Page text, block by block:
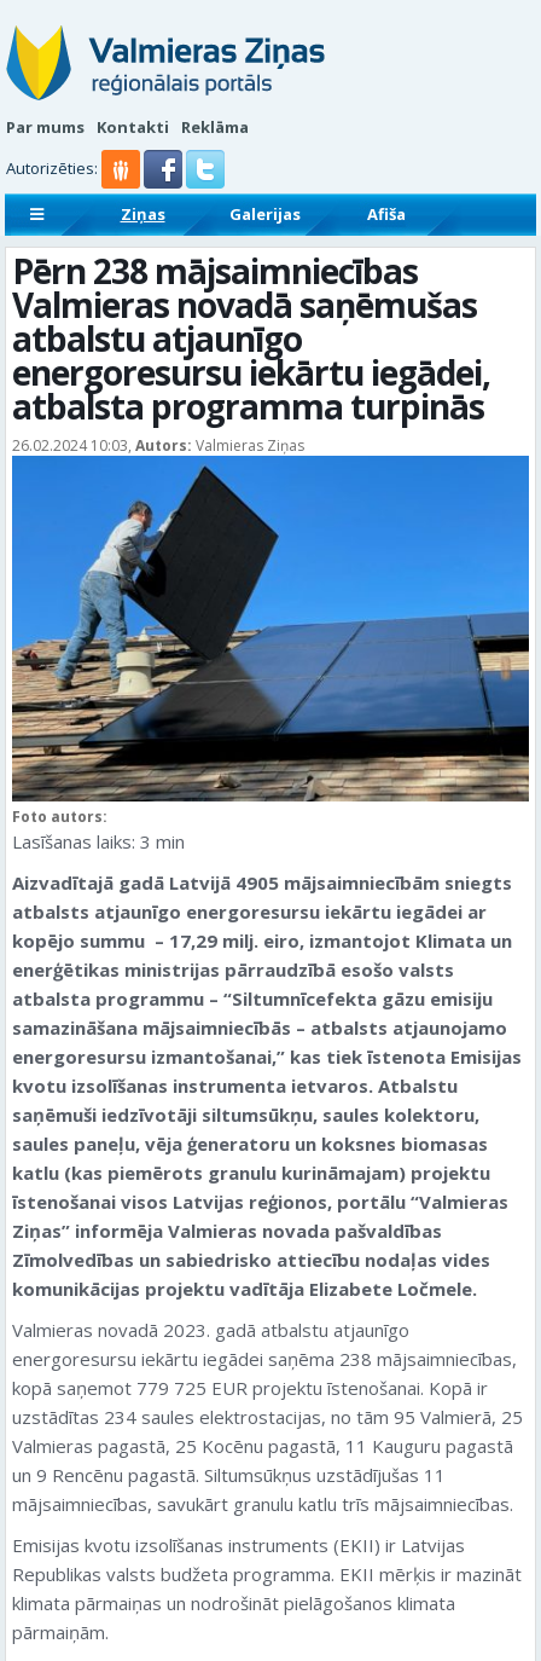
Par mums Kontakti
Reklāma
Autorizēties:
Ziņas Galerijas
Afiša
Sludinājumi
Reklāmraksti
Pērn 238 mājsaimniecības
Valmieras novadā saņēmušas
atbalstu atjaunīgo
energoresursu iekārtu iegādei,
atbalsta programma turpinās
26.02.2024 10:03, Autors: Valmieras Ziņas
Foto autors:
Lasīšanas laiks: 3 min
Aizvadītajā gadā Latvijā 4905 mājsaimniecībām sniegts
atbalsts atjaunīgo energoresursu iekārtu iegādei ar
kopējo summu – 17,29 milj. eiro, izmantojot Klimata un
enerģētikas ministrijas pārraudzībā esošo valsts
atbalsta programmu – “Siltumnīcefekta gāzu emisiju
samazināšana mājsaimniecībās – atbalsts atjaunojamo
energoresursu izmantošanai,” kas tiek īstenota Emisijas
kvotu izsolīšanas instrumenta ietvaros. Atbalstu
saņēmuši iedzīvotāji siltumsūkņu, saules kolektoru,
saules paneļu, vēja ģeneratoru un koksnes biomasas
katlu (kas piemērots granulu kurināmajam) projektu
īstenošanai visos Latvijas reģionos, portālu “Valmieras
Ziņas” informēja Valmieras novada pašvaldības
Zīmolvedības un sabiedrisko attiecību nodaļas vides
komunikācijas projektu vadītāja Elizabete Ločmele.
Valmieras novadā 2023. gadā atbalstu atjaunīgo
energoresursu iekārtu iegādei saņēma 238 mājsaimniecības,
kopā saņemot 779 725 EUR projektu īstenošanai. Kopā ir
uzstādītas 234 saules elektrostacijas, no tām 95 Valmierā, 25
Valmieras pagastā, 25 Kocēnu pagastā, 11 Kauguru pagastā
un 9 Rencēnu pagastā. Siltumsūkņus uzstādījušas 11
mājsaimniecības, savukārt granulu katlu trīs mājsaimniecības.
Emisijas kvotu izsolīšanas instruments (EKII) ir Latvijas
Republikas valsts budžeta programma. EKII mērķis ir mazināt
klimata pārmaiņas un nodrošināt pielāgošanos klimata
pārmaiņām.